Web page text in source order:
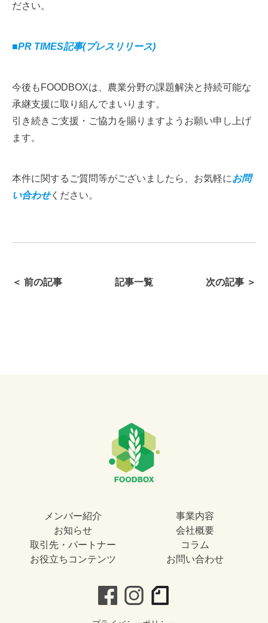
ださい。
■PR TIMES記事(プレスリリース)
今後もFOODBOXは、農業分野の課題解決と持続可能な
承継支援に取り組んでまいります。
引き続きご支援・ご協力を賜りますようお願い申し上げ
ます。
本件に関するご質問等がございましたら、お気軽にお問
い合わせください。
＜ 前の記事 記事一覧 次の記事 ＞
メンバー紹介
事業内容
お知らせ
会社概要
取引先・パートナー
コラム
お役立ちコンテンツ
お問い合わせ